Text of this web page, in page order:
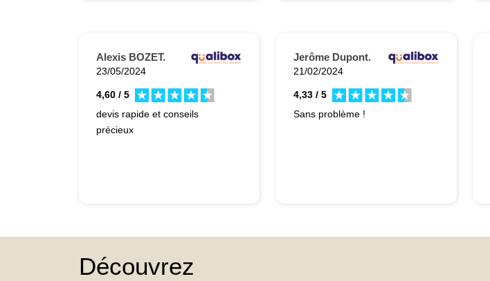
Alexis BOZET.
23/05/2024
4,60 / 5
devis rapide et conseils
précieux
Jerôme Dupont.
21/02/2024
4,33 / 5
Sans problème !
Découvrez